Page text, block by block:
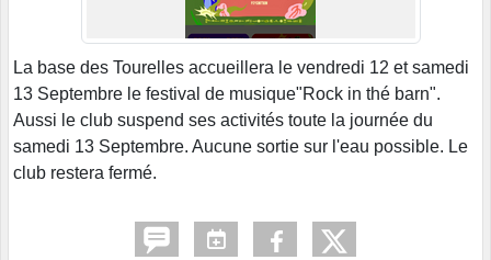
La base des Tourelles accueillera le vendredi 12 et samedi
13 Septembre le festival de musique"Rock in thé barn".
Aussi le club suspend ses activités toute la journée du
samedi 13 Septembre. Aucune sortie sur l'eau possible. Le
club restera fermé.